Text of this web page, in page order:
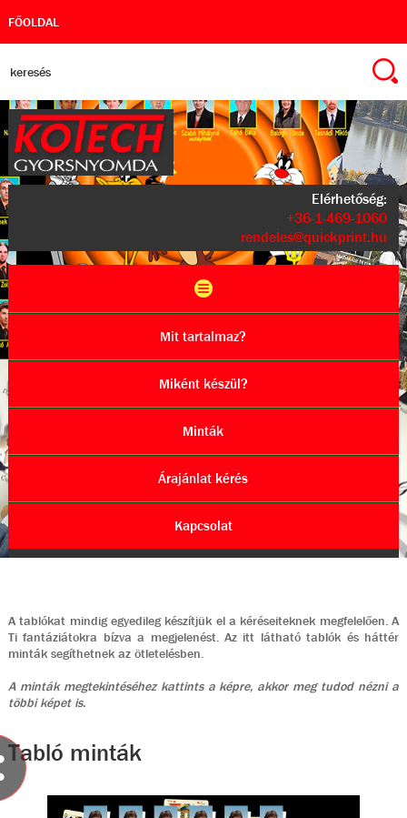
FŐOLDAL
Elérhetőség:
+36-1-469-1060
rendeles@quickprint.hu
Mit tartalmaz?
Miként készül?
Minták
Árajánlat kérés
Kapcsolat
A tablókat mindig egyedileg készítjük el a kéréseiteknek megfelelően. A
Ti fantáziátokra bízva a megjelenést. Az itt látható tablók és háttér
minták segíthetnek az ötletelésben.
A minták megtekintéséhez kattints a képre, akkor meg tudod nézni a
többi képet is.
Tabló minták